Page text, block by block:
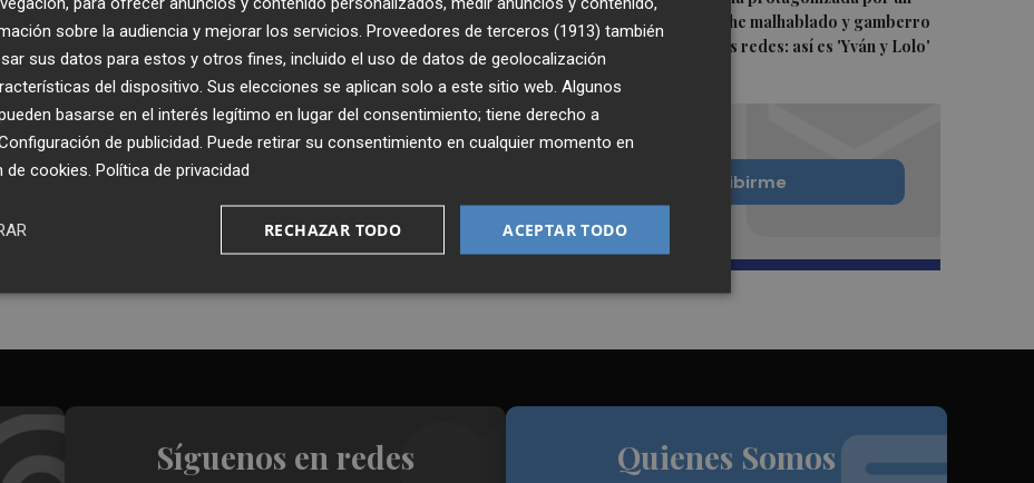
conejo de peluche malhablado y gamberro
que triunfa en las redes: así es 'Yván y Lolo'
Recibe toda la actualidad de
Plaza Podcast en tu correo
Quiero suscribirme
Síguenos en redes Quienes Somos
sobre la audiencia y mejorar los servicios. Proveedores de terceros (1913) también
sus datos para estos y otros fines, incluido el uso de datos de geolocalización
del dispositivo. Sus elecciones se aplican solo a este sitio web. Algunos
basarse en el interés legítimo en lugar del consentimiento; tiene derecho a
de publicidad . Puede retirar su consentimiento en cualquier momento en
de cookies Política de privacidad
ACEPTAR TODO
RECHAZAR TODO